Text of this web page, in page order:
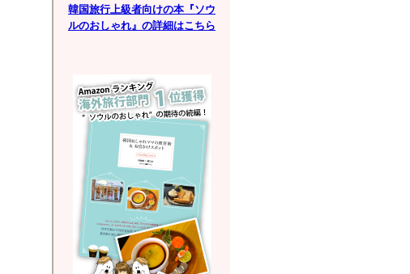
韓国旅行上級者向けの本『ソウ
ルのおしゃれ』の詳細はこちら